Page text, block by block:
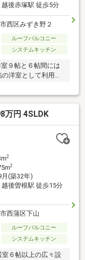
越後赤塚駅 徒歩5分
西区みずき野２
ルーフバルコニー
システムキッチン
９帖と６帖間には
洋室として利用も
万円 4SLDK
2
2
月(築32年)
越後曽根駅 徒歩15分
西蒲区下山
ルーフバルコニー
システムキッチン
室６帖以上の広々設